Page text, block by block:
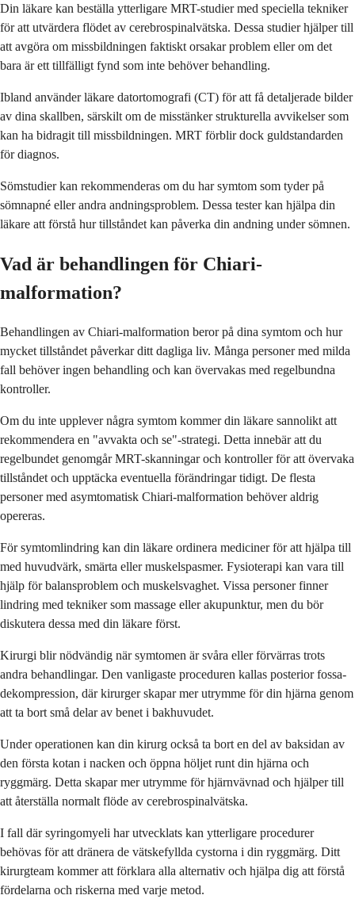
Din läkare kan beställa ytterligare MRT-studier med speciella tekniker
för att utvärdera flödet av cerebrospinalvätska. Dessa studier hjälper till
att avgöra om missbildningen faktiskt orsakar problem eller om det
bara är ett tillfälligt fynd som inte behöver behandling.
Ibland använder läkare datortomografi (CT) för att få detaljerade bilder
av dina skallben, särskilt om de misstänker strukturella avvikelser som
kan ha bidragit till missbildningen. MRT förblir dock guldstandarden
för diagnos.
Sömstudier kan rekommenderas om du har symtom som tyder på
sömnapné eller andra andningsproblem. Dessa tester kan hjälpa din
läkare att förstå hur tillståndet kan påverka din andning under sömnen.
Vad är behandlingen för Chiari-
malformation?
Behandlingen av Chiari-malformation beror på dina symtom och hur
mycket tillståndet påverkar ditt dagliga liv. Många personer med milda
fall behöver ingen behandling och kan övervakas med regelbundna
kontroller.
Om du inte upplever några symtom kommer din läkare sannolikt att
rekommendera en "avvakta och se"-strategi. Detta innebär att du
regelbundet genomgår MRT-skanningar och kontroller för att övervaka
tillståndet och upptäcka eventuella förändringar tidigt. De flesta
personer med asymtomatisk Chiari-malformation behöver aldrig
opereras.
För symtomlindring kan din läkare ordinera mediciner för att hjälpa till
med huvudvärk, smärta eller muskelspasmer. Fysioterapi kan vara till
hjälp för balansproblem och muskelsvaghet. Vissa personer finner
lindring med tekniker som massage eller akupunktur, men du bör
diskutera dessa med din läkare först.
Kirurgi blir nödvändig när symtomen är svåra eller förvärras trots
andra behandlingar. Den vanligaste proceduren kallas posterior fossa-
dekompression, där kirurger skapar mer utrymme för din hjärna genom
att ta bort små delar av benet i bakhuvudet.
Under operationen kan din kirurg också ta bort en del av baksidan av
den första kotan i nacken och öppna höljet runt din hjärna och
ryggmärg. Detta skapar mer utrymme för hjärnvävnad och hjälper till
att återställa normalt flöde av cerebrospinalvätska.
I fall där syringomyeli har utvecklats kan ytterligare procedurer
behövas för att dränera de vätskefyllda cystorna i din ryggmärg. Ditt
kirurgteam kommer att förklara alla alternativ och hjälpa dig att förstå
fördelarna och riskerna med varje metod.